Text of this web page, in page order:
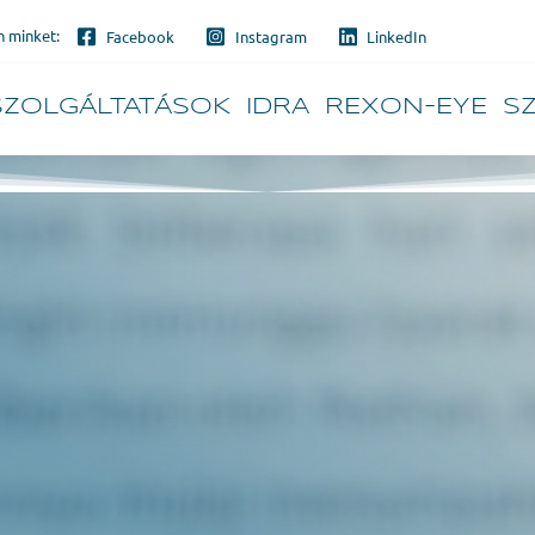
IDRA REXON-EYE
minket: Facebook Instagram LinkedIn